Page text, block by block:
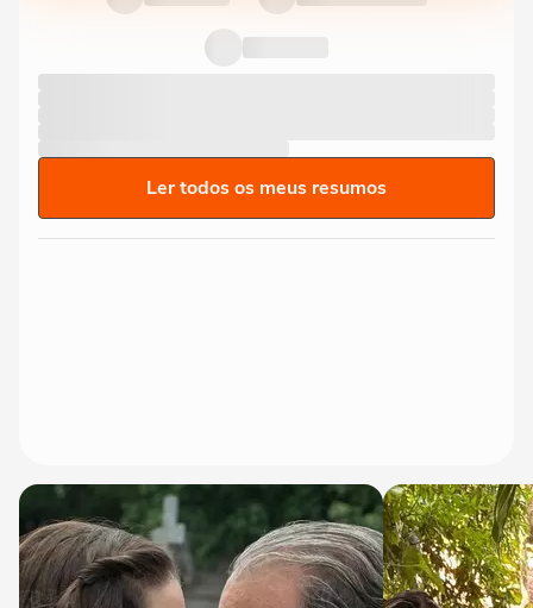
Ler todos os meus resumos